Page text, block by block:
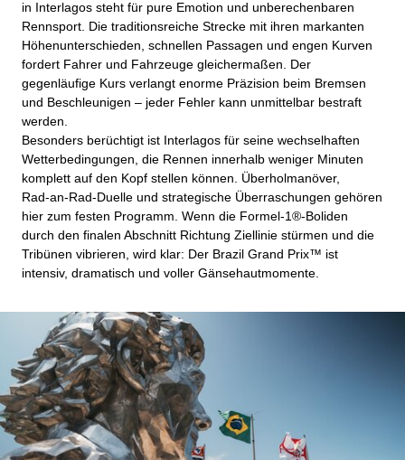
in Interlagos steht für pure Emotion und unberechenbaren
Rennsport. Die traditionsreiche Strecke mit ihren markanten
Höhenunterschieden, schnellen Passagen und engen Kurven
fordert Fahrer und Fahrzeuge gleichermaßen. Der
gegenläufige Kurs verlangt enorme Präzision beim Bremsen
und Beschleunigen – jeder Fehler kann unmittelbar bestraft
werden.
Besonders berüchtigt ist Interlagos für seine wechselhaften
Wetterbedingungen, die Rennen innerhalb weniger Minuten
komplett auf den Kopf stellen können. Überholmanöver,
Rad‑an‑Rad‑Duelle und strategische Überraschungen gehören
hier zum festen Programm. Wenn die Formel‑1®‑Boliden
durch den finalen Abschnitt Richtung Ziellinie stürmen und die
Tribünen vibrieren, wird klar: Der Brazil Grand Prix™ ist
intensiv, dramatisch und voller Gänsehautmomente.